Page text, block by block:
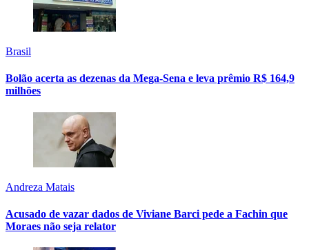
Brasil
Bolão acerta as dezenas da Mega-Sena e leva prêmio R$ 164,9
milhões
Andreza Matais
Acusado de vazar dados de Viviane Barci pede a Fachin que
Moraes não seja relator